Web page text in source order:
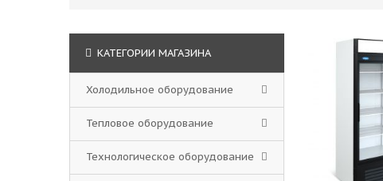
КАТЕГОРИИ МАГАЗИНА
Холодильное оборудование
Тепловое оборудование
Технологическое оборудование